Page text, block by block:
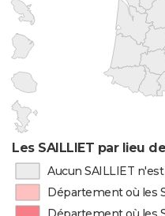
Les SAILLIET par lieu
Aucun SAILLIET
Département où les